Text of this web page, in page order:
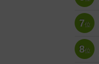
7位
8位